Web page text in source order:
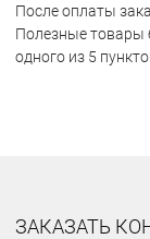
После оплаты
Полезные товары
одного из 5
ЗАКАЗАТЬ